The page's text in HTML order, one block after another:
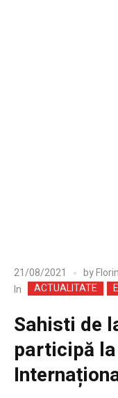
21/08/2021 by
In
ACTUALITATE
Sahisti de
participă